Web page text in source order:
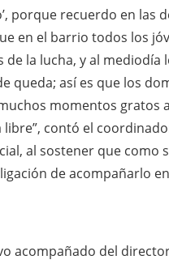
porque recuerdo en las
en el barrio todos los
de la lucha, y al mediodía
queda; así es que los
momentos gratos
libre”, contó el
al sostener que como
de acompañarlo
acompañado del